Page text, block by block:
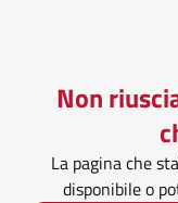
Non
La pagina che
disponibile o